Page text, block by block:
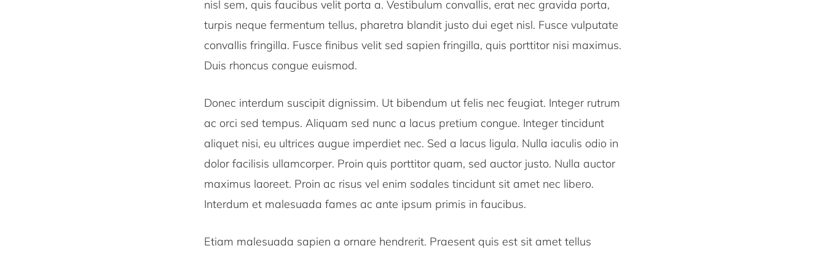
nisl sem, quis faucibus velit porta a. Vestibulum convallis, erat nec gravida porta,
turpis neque fermentum tellus, pharetra blandit justo dui eget nisl. Fusce vulputate
convallis fringilla. Fusce finibus velit sed sapien fringilla, quis porttitor nisi maximus.
Duis rhoncus congue euismod.
Donec interdum suscipit dignissim. Ut bibendum ut felis nec feugiat. Integer rutrum
ac orci sed tempus. Aliquam sed nunc a lacus pretium congue. Integer tincidunt
aliquet nisi, eu ultrices augue imperdiet nec. Sed a lacus ligula. Nulla iaculis odio in
dolor facilisis ullamcorper. Proin quis porttitor quam, sed auctor justo. Nulla auctor
maximus laoreet. Proin ac risus vel enim sodales tincidunt sit amet nec libero.
Interdum et malesuada fames ac ante ipsum primis in faucibus.
Etiam malesuada sapien a ornare hendrerit. Praesent quis est sit amet tellus